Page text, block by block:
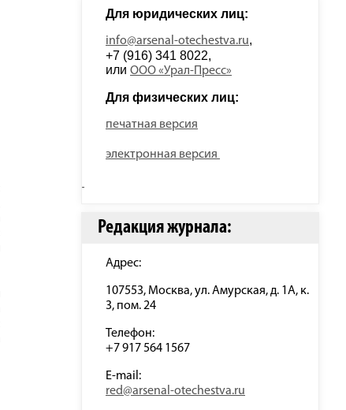
Для юридических лиц:
info@arsenal-otechestva.ru,
+7 (916) 341 8022,
или ООО «Урал-Пресс»
Для физических лиц:
печатная версия
электронная версия
Редакция журнала:
Адрес:
107553, Москва, ул. Амурская, д. 1А, к.
3, пом. 24
Телефон:
+7 917 564 1567
E-mail:
red@arsenal-otechestva.ru